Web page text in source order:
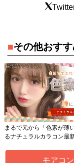
■その他おす
まるで元から「色素が薄
るナチュラルカラコン最
モアコ